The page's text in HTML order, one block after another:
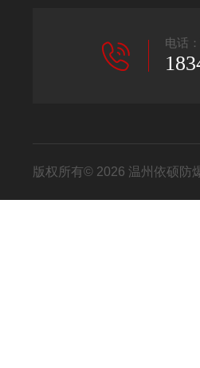
电话
版权所有© 2026 温州依硕